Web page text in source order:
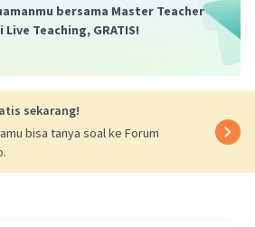
bersama Master Teacher
Live Teaching, GRATIS!
sekarang!
bisa tanya soal ke Forum